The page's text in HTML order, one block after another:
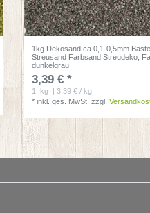
1kg Dekosand ca.0,1-0,5mm
Streusand Farbsand Streudeko ,
dunkelgrau
3,39 € *
1 kg | 3,39 € / kg
*inkl. ges. MwSt. zzgl.